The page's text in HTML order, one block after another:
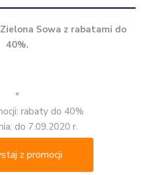
Zielona Sowa z rabatami do
40%.
*
rabaty do 40%
do 7.09.2020 r.
z promocji